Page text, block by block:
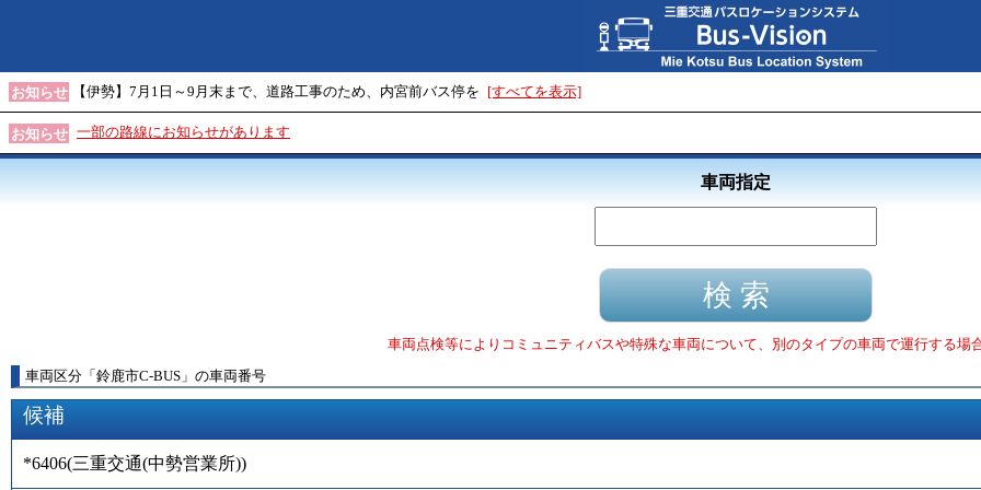
お知らせ 【伊勢】7月1日～9月末まで、道路工事のため、内宮前バス停を [すべてを表示]
お知らせ 一部の路線にお知らせがあります
車両指定
車両点検等によりコミュニティバスや特殊な車両について、別のタイプの車両で運行する場
車両区分 「 鈴鹿市C-BUS 」 の車両番号
候補
*6406(三重交通(中勢営業所))